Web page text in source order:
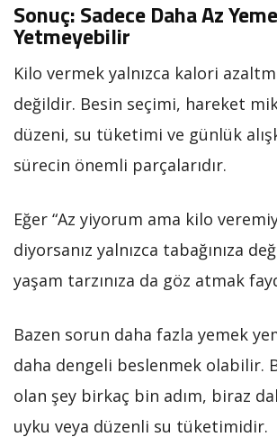
Sonuç: Sadece Daha Az
Yetmeyebilir
Kilo vermek yalnızca kalori
değildir. Besin seçimi, hareket
düzeni, su tüketimi ve günlük
sürecin önemli parçalarıdır.
Eğer “Az yiyorum ama kilo
diyorsanız yalnızca tabağınıza
yaşam tarzınıza da göz atmak
Bazen sorun daha fazla yemek
daha dengeli beslenmek olabilir.
olan şey birkaç bin adım, biraz
uyku veya düzenli su tüketimidir.